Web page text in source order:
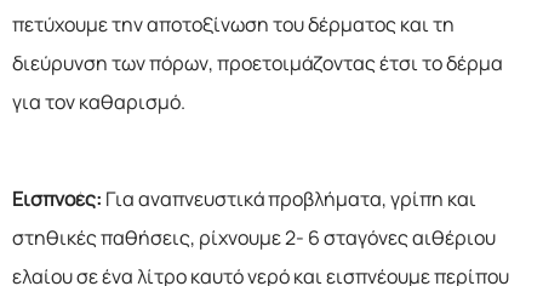
πετύχουμε την αποτοξίνωση του δέρματος και τη
διεύρυνση των πόρων, προετοιμάζοντας έτσι το δέρμα
για τον καθαρισμό.
Εισπνοές: Για αναπνευστικά προβλήματα, γρίπη και
στηθικές παθήσεις, ρίχνουμε 2- 6 σταγόνες αιθέριου
ελαίου σε ένα λίτρο καυτό νερό και εισπνέουμε περίπου